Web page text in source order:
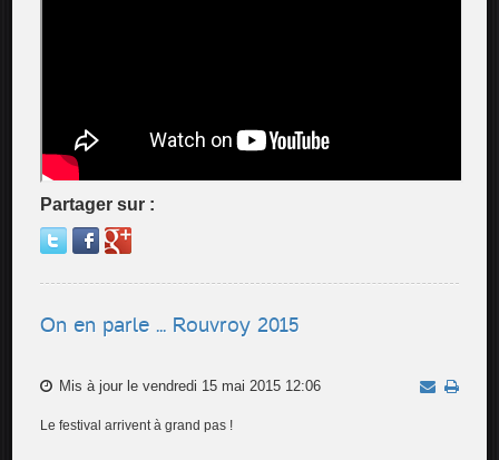
Partager sur :
On en parle ... Rouvroy 2015
Mis à jour le vendredi 15 mai 2015 12:06
Le festival arrivent à grand pas !